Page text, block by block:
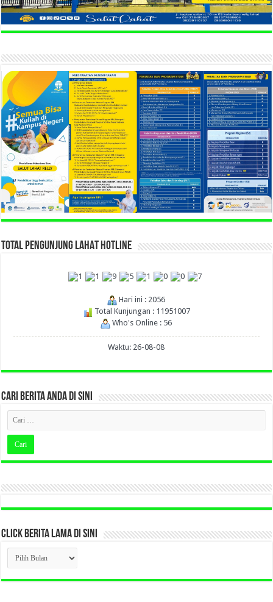
TOTAL PENGUNJUNG LAHAT HOTLINE
Hari ini : 2056
Total Kunjungan : 11951007
Who's Online : 56
Waktu: 26-08-08
CARI BERITA ANDA DI SINI
CLICK BERITA LAMA DI SINI
CLICK
BERITA
LAMA
DI